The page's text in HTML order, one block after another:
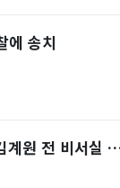
에 송치
계원 전 비서실